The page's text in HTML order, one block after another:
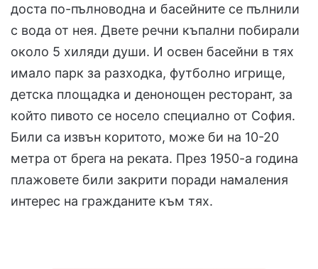
доста по-пълноводна и басейните се пълнили
с вода от нея. Двете речни къпални побирали
около 5 хиляди души. И освен басейни в тях
имало парк за разходка, футболно игрище,
детска площадка и денонощен ресторант, за
който пивото се носело специално от София.
Били са извън коритото, може би на 10-20
метра от брега на реката. През 1950-а година
плажовете били закрити поради намаления
интерес на гражданите към тях.